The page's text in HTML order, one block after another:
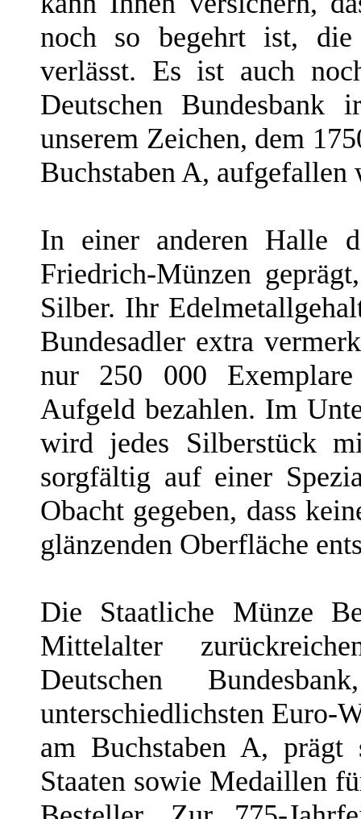
noch so begehrt ist,
verlässt. Es ist auch
Deutschen Bundesbank
unserem Zeichen, dem
Buchstaben A, aufgefallen
In einer anderen Halle
Friedrich-Münzen
Silber. Ihr
Bundesadler extra
nur 250 000
Aufgeld bezahlen. Im
wird jedes Silberstück
sorgfältig auf einer
Obacht gegeben, dass
glänzenden Oberfläche
Die Staatliche Münze
Mittelalter
Deutschen
unterschiedlichsten Euro-
am Buchstaben A, prägt
Staaten sowie Medaillen